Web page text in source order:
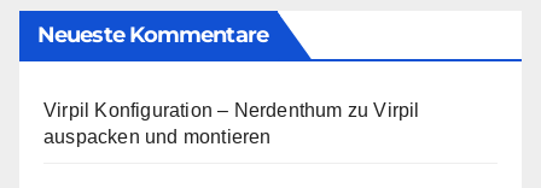
Neueste Kommentare
Virpil Konfiguration – Nerdenthum zuVirpil
auspacken und montieren